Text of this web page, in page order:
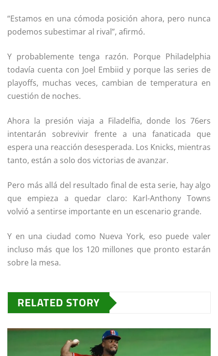
“Estamos en una cómoda posición ahora, pero nunca
podemos subestimar al rival”, afirmó.
Y probablemente tenga razón. Porque Philadelphia
todavía cuenta con Joel Embiid y porque las series de
playoffs, muchas veces, cambian de temperatura en
cuestión de noches.
Ahora la presión viaja a Filadelfia, donde los 76ers
intentarán sobrevivir frente a una fanaticada que
espera una reacción desesperada. Los Knicks, mientras
tanto, están a solo dos victorias de avanzar.
Pero más allá del resultado final de esta serie, hay algo
que empieza a quedar claro: Karl-Anthony Towns
volvió a sentirse importante en un escenario grande.
Y en una ciudad como Nueva York, eso puede valer
incluso más que los 120 millones que pronto estarán
sobre la mesa.
RELATED STORY